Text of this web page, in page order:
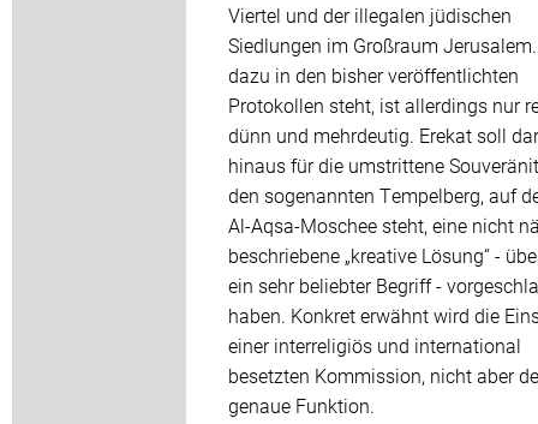
Viertel und der illegalen jüdischen
Siedlungen im Großraum
dazu in den bisher veröffentlichten
Protokollen steht, ist allerdings nur
dünn und mehrdeutig. Erekat soll
hinaus für die umstrittene
den sogenannten Tempelberg, auf
Al-Aqsa-Moschee steht, eine nicht
beschriebene „kreative Lösung“ -
ein sehr beliebter Begriff -
haben. Konkret erwähnt wird die
einer interreligiös und international
besetzten Kommission, nicht aber
genaue Funktion.